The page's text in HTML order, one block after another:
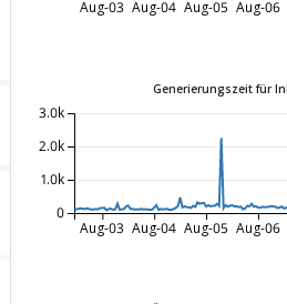
Aug-03 Aug-04 Aug-05 Aug-06
Generierungszeit für
Aug-03 Aug-04 Aug-05 Aug-06
0
1.0k
2.0k
3.0k